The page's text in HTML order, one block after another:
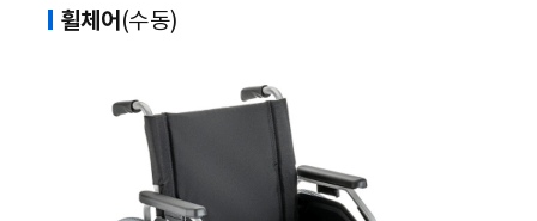
휠체어 (수동)